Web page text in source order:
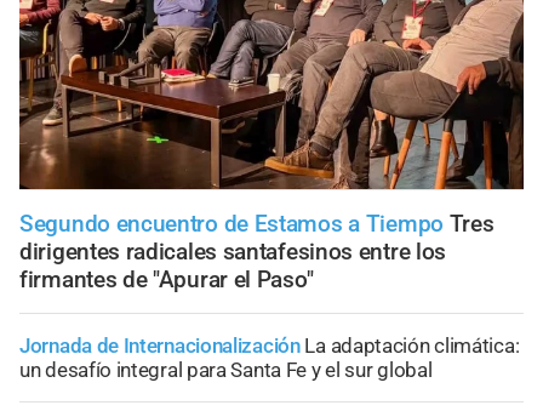
Segundo encuentro de Estamos a Tiempo Tres
dirigentes radicales santafesinos entre los
firmantes de "Apurar el Paso"
Jornada de Internacionalización La adaptación climática:
un desafío integral para Santa Fe y el sur global